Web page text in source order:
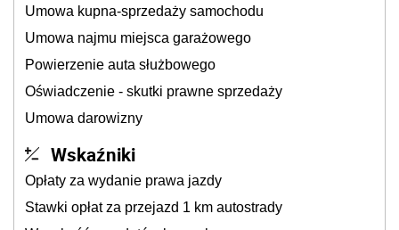
Umowa kupna-sprzedaży samochodu
Umowa najmu miejsca garażowego
Powierzenie auta służbowego
Oświadczenie - skutki prawne sprzedaży
Umowa darowizny
Wskaźniki
Opłaty za wydanie prawa jazdy
Stawki opłat za przejazd 1 km autostrady